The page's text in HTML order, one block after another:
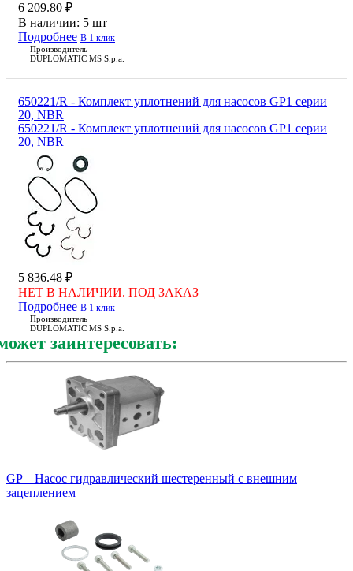
6 209.80 ₽
В наличии: 5 шт
Подробнее В 1 клик
Производитель
DUPLOMATIC MS S.p.a.
650221/R - Комплект уплотнений для насосов GP1 серии
20, NBR
650221/R - Комплект уплотнений для насосов GP1 серии
20, NBR
5 836.48 ₽
НЕТ В НАЛИЧИИ. ПОД ЗАКАЗ
Подробнее В 1 клик
Производитель
DUPLOMATIC MS S.p.a.
заинтересовать:
GP – Насос гидравлический шестеренный с внешним
зацеплением